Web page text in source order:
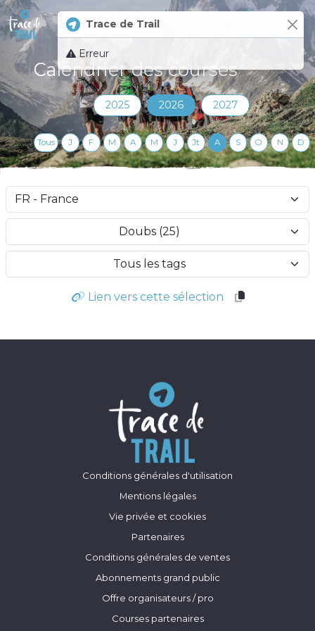
Log
Calendrier des courses
2025 2026 2027
Tous J F M A M J Jt A S O N D
Doubs (25)
Tous les tags
Lien vers cette sélection
Conditions générales d'utilisation
Mentions légales
Vie privée et cookies
Partenaires
Conditions générales de ventes
Abonnements grand public
Offre organisateurs / pro
Courses partenaires
Trace de Trail
Erreur